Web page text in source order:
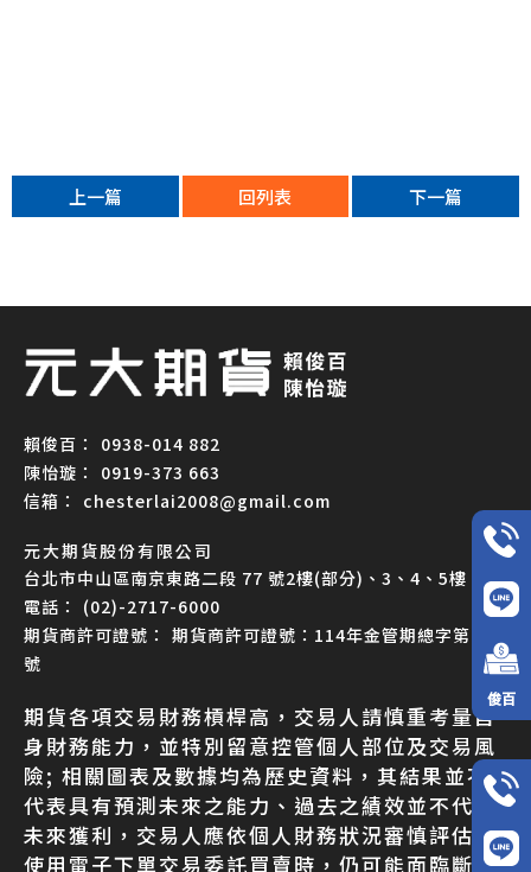
上一篇 回列表 下一篇
0938-014 882
0919-373 663
chesterlai2008@gmail.com
元大期貨股份有限公司
台北市中山區南京東路二段 77 號2樓(部分)、3、4、5樓
(02)-2717-6000
期貨商許可證號：114年金管期總字第007
號
期貨各項交易財務槓桿高，交易人請慎重考量自
身財務能力，並特別留意控管個人部位及交易風
險; 相關圖表及數據均為歷史資料，其結果並不
代表具有預測未來之能力、過去之績效並不代表
未來獲利，交易人應依個人財務狀況審慎評估。
使用電子下單交易委託買賣時，仍可能面臨斷
俊百